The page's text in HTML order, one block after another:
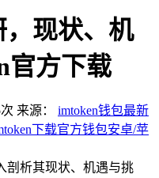
现状、机
官方下载
次 来源： imtoken钱包最新
下载官方钱包安卓/苹
剖析其现状、机遇与挑